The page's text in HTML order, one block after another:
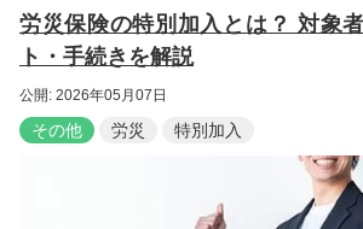
労災保険の特別加入とは？ 対象
ト・手続きを解説
公開: 2026年05月07日
その他 労災 特別加入